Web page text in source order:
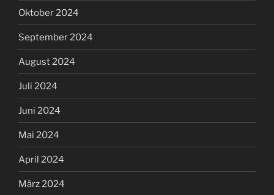
Oktober 2024
September 2024
August 2024
Juli 2024
Juni 2024
Mai 2024
April 2024
März 2024